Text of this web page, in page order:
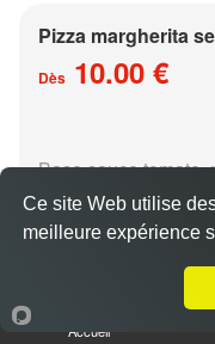
Pizza margherita
Dès 10.00 €
Base sauce tomate,
Pizza régina senior
Accueil
Ce site Web utilise
meilleure expérience